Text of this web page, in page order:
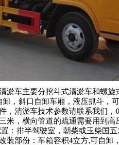
淤车主要分挖斗式清淤车和螺旋
，斜口自卸车厢，液压抓斗，
，清淤车技术参数请联系我们，
米，横向管道的疏通需要用到
：排半驾驶室，朝柴或玉柴国
装部份：车箱容积4立方,可自卸